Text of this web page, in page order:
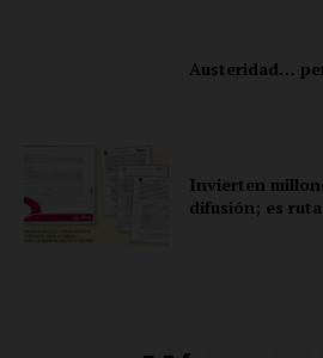
Austeridad…
Invierten
difusión; es